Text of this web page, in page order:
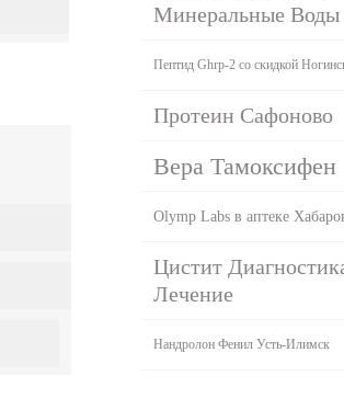
Минеральные Воды
Пептид Ghrp-2 со скидкой
Протеин Сафоново
Вера Тамоксифен
Olymp Labs в аптеке
Цистит
Лечение
Нандролон Фенил Усть-Илимск